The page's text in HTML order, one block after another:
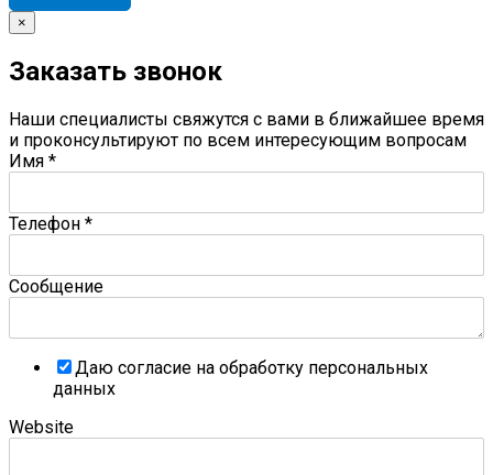
×
Заказать звонок
Наши специалисты свяжутся с вами в ближайшее время
и проконсультируют по всем интересующим вопросам
Имя *
Телефон *
Сообщение
Даю согласие на обработку персональных
данных
Website